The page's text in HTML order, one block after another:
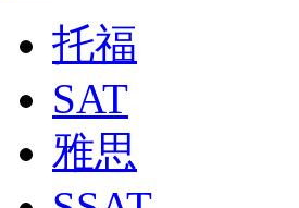
托福
SAT
雅思